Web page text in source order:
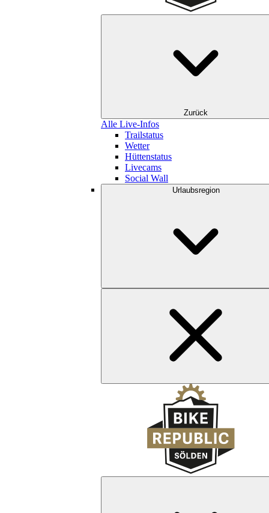
Zurück
Alle Live-Infos
Trailstatus
Wetter
Hüttenstatus
Livecams
Social Wall
Urlaubsregion